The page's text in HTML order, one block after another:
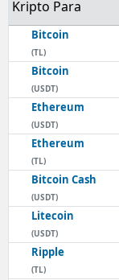
Kripto Para
Bitcoin
(TL)
Bitcoin
(USDT)
Ethereum
(USDT)
Ethereum
(TL)
Bitcoin Cash
(USDT)
Litecoin
(USDT)
Ripple
(TL)